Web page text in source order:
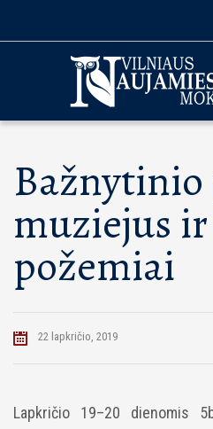
Bažnytinio
muziejus
požemiai
22 lapkričio, 2019
Lapkričio 19–20 dienomis